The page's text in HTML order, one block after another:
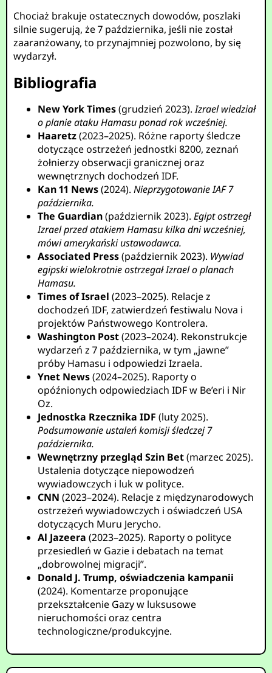
Chociaż brakuje ostatecznych dowodów, poszlaki
silnie sugerują, że 7 października, jeśli nie został
zaaranżowany, to przynajmniej pozwolono, by się
wydarzył.
Bibliografia
New York Times(grudzień 2023).Izrael wiedział
o planie ataku Hamasu ponad rok wcześniej.
Haaretz(2023–2025). Różne raporty śledcze
dotyczące ostrzeżeń jednostki 8200, zeznań
żołnierzy obserwacji granicznej oraz
wewnętrznych dochodzeń IDF.
Kan 11 News(2024).Nieprzygotowanie IAF 7
października.
The Guardian(październik 2023).Egipt ostrzegł
Izrael przed atakiem Hamasu kilka dni wcześniej,
mówi amerykański ustawodawca.
Associated Press(październik 2023). Wywiad
egipski wielokrotnie ostrzegał Izrael o planach
Hamasu.
Times of Israel (2023–2025). Relacje z
dochodzeń IDF, zatwierdzeń festiwalu Nova i
projektów Państwowego Kontrolera.
Washington Post(2023–2024). Rekonstrukcje
wydarzeń z 7 października, w tym „jawne”
próby Hamasu i odpowiedzi Izraela.
Ynet News(2024–2025). Raporty o
opóźnionych odpowiedziach IDF w Be’eri i Nir
Oz.
Jednostka Rzecznika IDF (luty 2025).
Podsumowanie ustaleń komisji śledczej 7
października.
Wewnętrzny przegląd Szin Bet(marzec 2025).
Ustalenia dotyczące niepowodzeń
wywiadowczych i luk w polityce.
CNN (2023–2024). Relacje z międzynarodowych
ostrzeżeń wywiadowczych i oświadczeń USA
dotyczących Muru Jerycho.
Al Jazeera (2023–2025). Raporty o polityce
przesiedleń w Gazie i debatach na temat
„dobrowolnej migracji”.
Donald J. Trump, oświadczenia kampanii
(2024). Komentarze proponujące
przekształcenie Gazy w luksusowe
nieruchomości oraz centra
technologiczne/produkcyjne.